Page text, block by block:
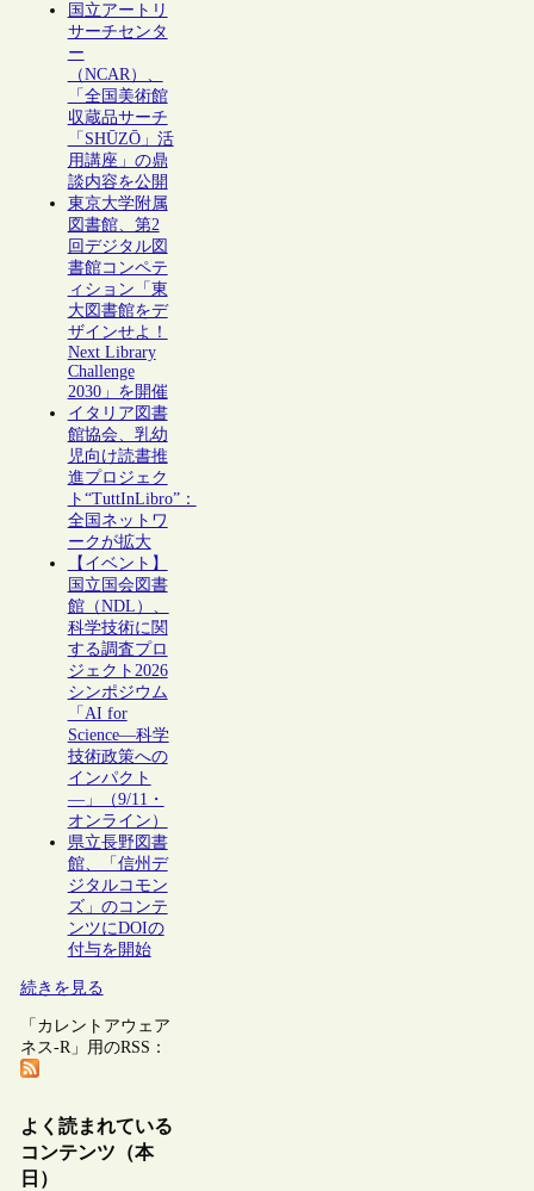
国立アートリ
サーチセンタ
ー
（NCAR）、
「全国美術館
収蔵品サーチ
「SHŪZŌ」活
用講座」の鼎
談内容を公開
東京大学附属
図書館、第2
回デジタル図
書館コンペテ
ィション「東
大図書館をデ
ザインせよ！
Next Library
Challenge
2030」を開催
イタリア図書
館協会、乳幼
児向け読書推
進プロジェク
ト“TuttInLibro”：
全国ネットワ
ークが拡大
【イベント】
国立国会図書
館（NDL）、
科学技術に関
する調査プロ
ジェクト2026
シンポジウム
「AI for
Science―科学
技術政策への
インパクト
―」（9/11・
オンライン）
県立長野図書
館、「信州デ
ジタルコモン
ズ」のコンテ
ンツにDOIの
付与を開始
続きを見る
「カレントアウェア
ネス-R」用のRSS：
よく読まれている
コンテンツ（本
日）